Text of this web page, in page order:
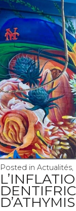
Posted in Actualités,